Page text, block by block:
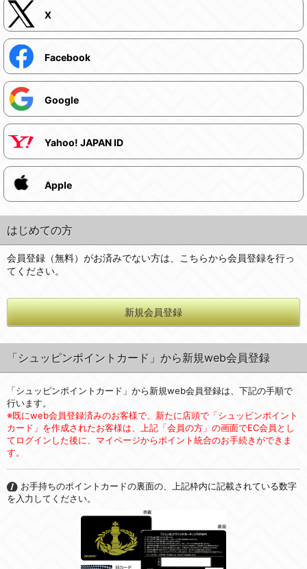
X
Facebook
Google
Yahoo! JAPAN ID
Apple
はじめての方
会員登録（無料）がお済みでない方は、こちらから会員登録を行っ
てください。
新規会員登録
「シュッピンポイントカード」から新規web会員登録
「シュッピンポイントカード」から新規web会員登録は、下記の手順で
行います。
※既にweb会員登録済みのお客様で、新たに店頭で「シュッピンポイント
カード」を作成されたお客様は、上記「会員の方」の画面でEC会員とし
てログインした後に、マイページからポイント統合のお手続きができま
す。
お手持ちのポイントカードの裏面の、上記枠内に記載されている数字
を入力してください。